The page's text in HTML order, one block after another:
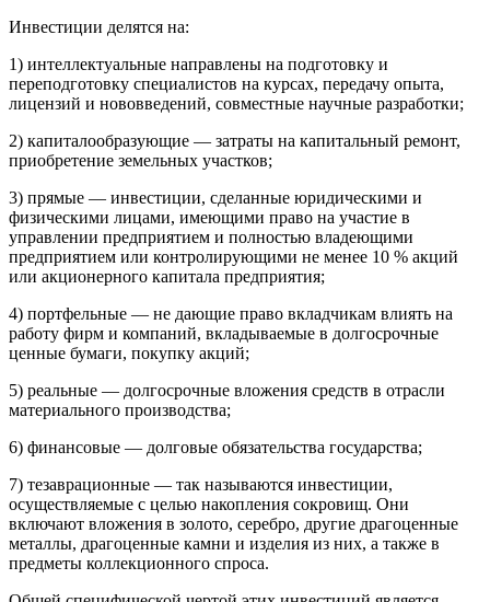
Инвестиции делятся на:
1) интеллектуальные направлены на подготовку и
переподготовку специалистов на курсах, передачу опыта,
лицензий и нововведений, совместные научные разработки;
2) капиталообразующие — затраты на капитальный ремонт,
приобретение земельных участков;
3) прямые — инвестиции, сделанные юридическими и
физическими лицами, имеющими право на участие в
управлении предприятием и полностью владеющими
предприятием или контролирующими не менее 10 % акций
или акционерного капитала предприятия;
4) портфельные — не дающие право вкладчикам влиять на
работу фирм и компаний, вкладываемые в долгосрочные
ценные бумаги, покупку акций;
5) реальные — долгосрочные вложения средств в отрасли
материального производства;
6) финансовые — долговые обязательства государства;
7) тезаврационные — так называются инвестиции,
осуществляемые с целью накопления сокровищ. Они
включают вложения в золото, серебро, другие драгоценные
металлы, драгоценные камни и изделия из них, а также в
предметы коллекционного спроса.